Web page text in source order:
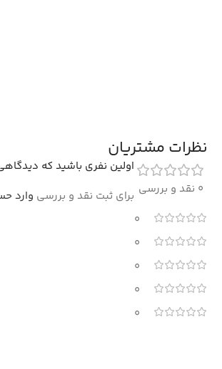
نظرات مشتریان
0 نقد و بررسی
0
0
0
0
0
اولین نفری باشید که دیدگاهی را
برای ثبت نقد و بررسی وارد